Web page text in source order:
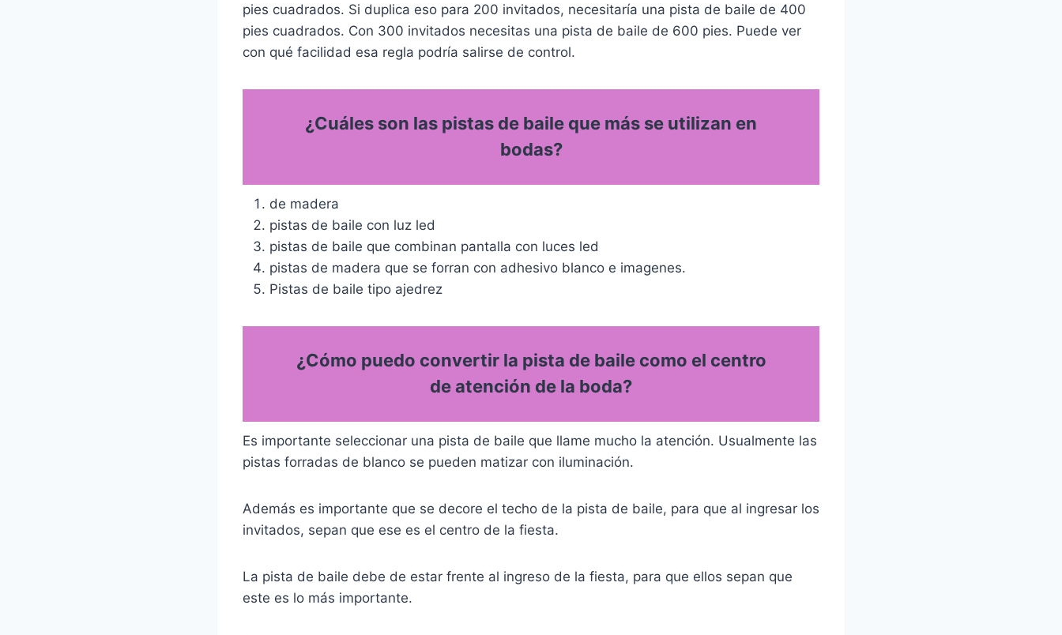
pies cuadrados. Si duplica eso para 200 invitados, necesitaría una pista de baile de 400
pies cuadrados. Con 300 invitados necesitas una pista de baile de 600 pies. Puede ver
con qué facilidad esa regla podría salirse de control.
¿Cuáles son las pistas de baile que más se utilizan en
bodas?
de madera
pistas de baile con luz led
pistas de baile que combinan pantalla con luces led
pistas de madera que se forran con adhesivo blanco e imagenes.
Pistas de baile tipo ajedrez
¿Cómo puedo convertir la pista de baile como el centro
de atención de la boda?
Es importante seleccionar una pista de baile que llame mucho la atención. Usualmente las
pistas forradas de blanco se pueden matizar con iluminación.
Además es importante que se decore el techo de la pista de baile, para que al ingresar los
invitados, sepan que ese es el centro de la fiesta.
La pista de baile debe de estar frente al ingreso de la fiesta, para que ellos sepan que
este es lo más importante.